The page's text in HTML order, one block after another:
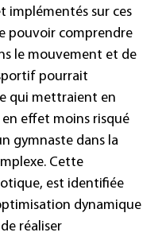
implémentés sur ces
pouvoir comprendre
le mouvement et de
pourrait
qui mettraient en
effet moins risqué
gymnaste dans la
Cette
est identifiée
dynamique
réaliser